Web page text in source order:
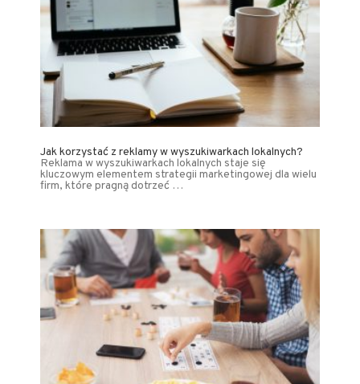
Jak korzystać z reklamy w wyszukiwarkach lokalnych?
Reklama w wyszukiwarkach lokalnych staje się
kluczowym elementem strategii marketingowej dla wielu
firm, które pragną dotrzeć …